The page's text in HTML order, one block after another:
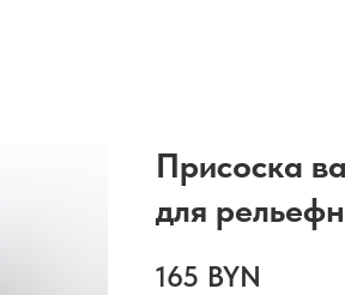
Присоска
для
165 BYN